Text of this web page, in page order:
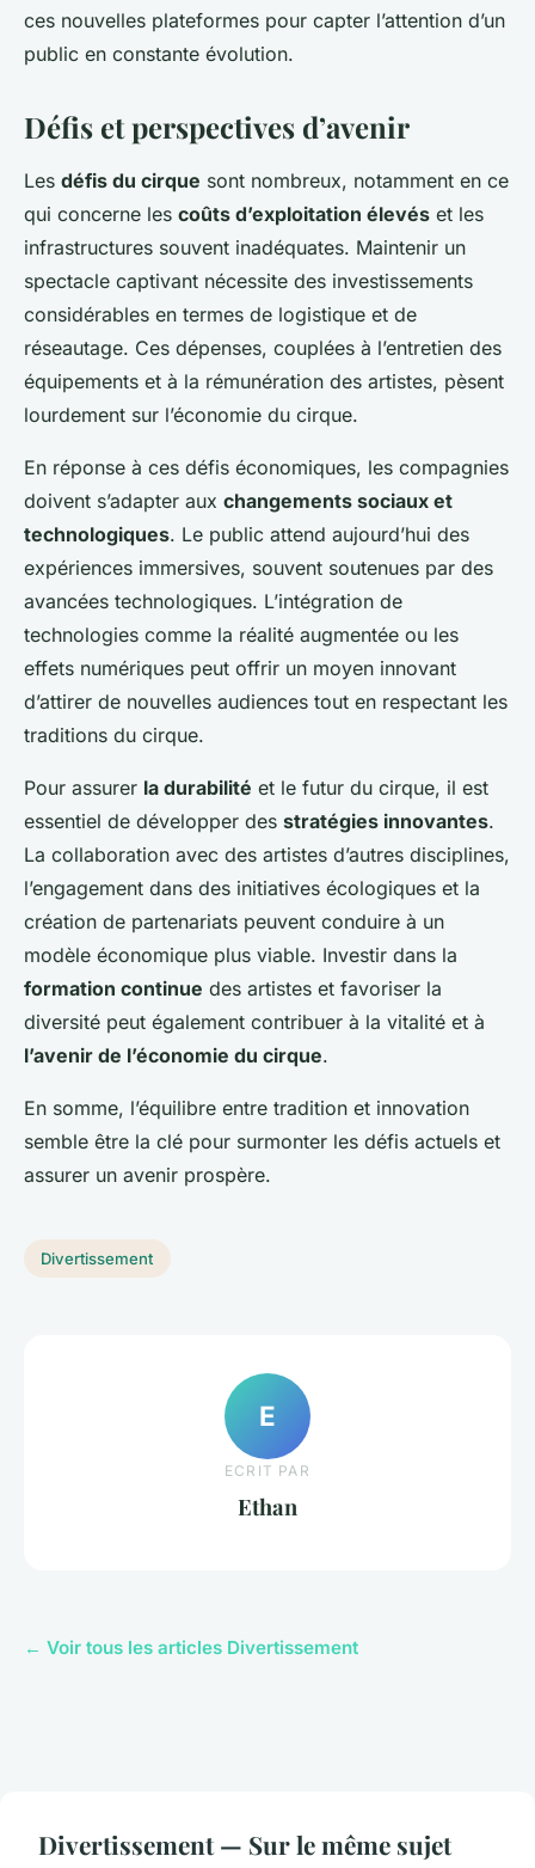
ces nouvelles plateformes pour capter l’attention d’un
public en constante évolution.
Défis et perspectives d’avenir
Les défis du cirque sont nombreux, notamment en ce
qui concerne les coûts d’exploitation élevés et les
infrastructures souvent inadéquates. Maintenir un
spectacle captivant nécessite des investissements
considérables en termes de logistique et de
réseautage. Ces dépenses, couplées à l’entretien des
équipements et à la rémunération des artistes, pèsent
lourdement sur l’économie du cirque.
En réponse à ces défis économiques, les compagnies
doivent s’adapter aux changements sociaux et
technologiques. Le public attend aujourd’hui des
expériences immersives, souvent soutenues par des
avancées technologiques. L’intégration de
technologies comme la réalité augmentée ou les
effets numériques peut offrir un moyen innovant
d’attirer de nouvelles audiences tout en respectant les
traditions du cirque.
Pour assurer la durabilité et le futur du cirque, il est
essentiel de développer des stratégies innovantes.
La collaboration avec des artistes d’autres disciplines,
l’engagement dans des initiatives écologiques et la
création de partenariats peuvent conduire à un
modèle économique plus viable. Investir dans la
formation continue des artistes et favoriser la
diversité peut également contribuer à la vitalité et à
l’avenir de l’économie du cirque.
En somme, l’équilibre entre tradition et innovation
semble être la clé pour surmonter les défis actuels et
assurer un avenir prospère.
Divertissement
E
ECRIT PAR
Ethan
← Voir tous les articles Divertissement
Divertissement — Sur le même sujet